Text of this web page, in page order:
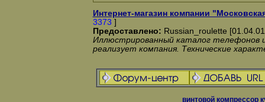
Интернет-магазин компании
3373 ]
Предоставлено: Russian_roulette
Иллюстрированный каталог телефонов
реализует компания. Технические
винтовой компрессор